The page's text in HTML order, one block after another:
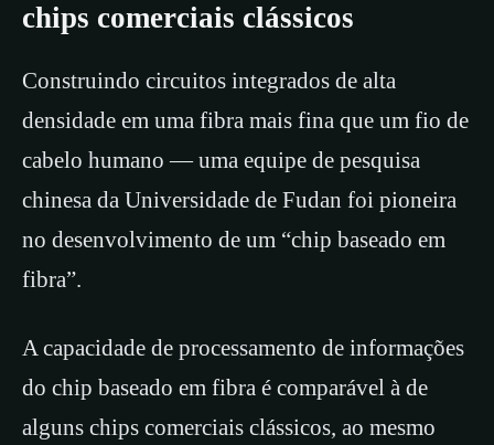
chips comerciais clássicos
Construindo circuitos integrados de alta
densidade em uma fibra mais fina que um fio de
cabelo humano — uma equipe de pesquisa
chinesa da Universidade de Fudan foi pioneira
no desenvolvimento de um “chip baseado em
fibra”.
A capacidade de processamento de informações
do chip baseado em fibra é comparável à de
alguns chips comerciais clássicos, ao mesmo